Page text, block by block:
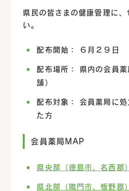
県民の皆さまの健康管理に、
い。
配布開始： ６月２９日
配布場所： 県内の会員
舗）
配布対象： 会員薬局に
た方
会員薬局MAP
県央部（徳島市、名西郡）
県北部（鳴門市、板野郡）